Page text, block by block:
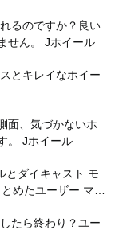
るのですか？良い
せん。 Jホイール
とキレイなホイー
面、気づかないホ
。 Jホイール
とダイキャスト モ
めたユーザー マニ
たら終わり？ユー